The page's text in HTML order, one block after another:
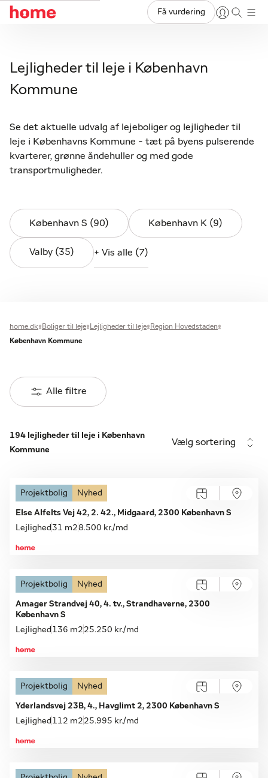
Få vurdering
Lejligheder til leje i København
Kommune
Se det aktuelle udvalg af lejeboliger og lejligheder til
leje i Københavns Kommune - tæt på byens pulserende
kvarterer, grønne åndehuller og med gode
transportmuligheder.
København S (90) København K (9)
Valby (35) + Vis alle (7)
home.dk Boliger til leje Lejligheder til leje
Region Hovedstaden
København Kommune
Alle filtre
194 lejligheder til leje i København
Kommune
Vælg sortering
Åbent hus
Projektbolig Nyhed
Else Alfelts Vej 42, 2. 42., Midgaard, 2300 København S
Lejlighed 31 m28.500 kr./md
Åbent hus med tilmelding
Projektbolig Nyhed
Amager Strandvej 40, 4. tv., Strandhaverne, 2300
København S
Lejlighed 136 m2 25.250 kr./md
Projektbolig Nyhed
Yderlandsvej 23B, 4., Havglimt 2, 2300 København S
Lejlighed 112 m2 25.995 kr./md